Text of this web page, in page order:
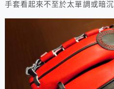
手套看起來不至於太單調或暗沉